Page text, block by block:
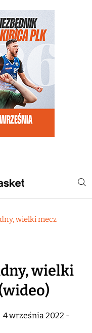
wielki mecz
wielki
4 września 2022 -